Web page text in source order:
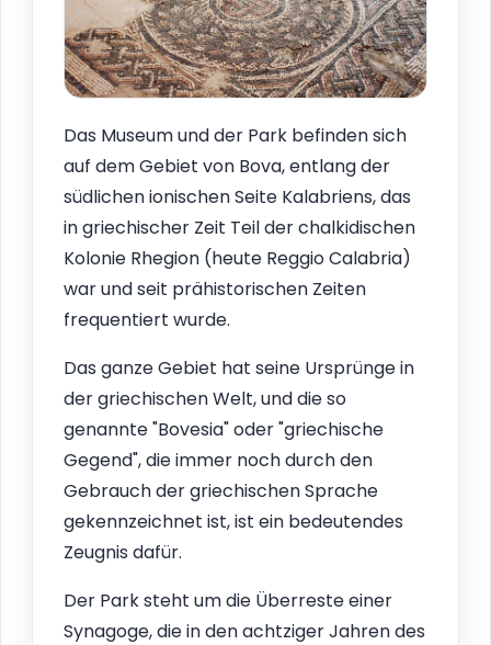
Das Museum und der Park befinden sich
auf dem Gebiet von Bova, entlang der
südlichen ionischen Seite Kalabriens, das
in griechischer Zeit Teil der chalkidischen
Kolonie Rhegion (heute Reggio Calabria)
war und seit prähistorischen Zeiten
frequentiert wurde.
Das ganze Gebiet hat seine Ursprünge in
der griechischen Welt, und die so
genannte "Bovesia" oder "griechische
Gegend", die immer noch durch den
Gebrauch der griechischen Sprache
gekennzeichnet ist, ist ein bedeutendes
Zeugnis dafür.
Der Park steht um die Überreste einer
Synagoge, die in den achtziger Jahren des